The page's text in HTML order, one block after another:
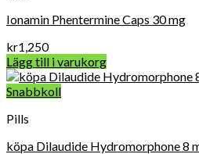
Ionamin Phentermine Caps 30 mg
kr1,250
Lägg till i varukorg
Snabbkoll
Pills
köpa Dilaudide Hydromorphone 8